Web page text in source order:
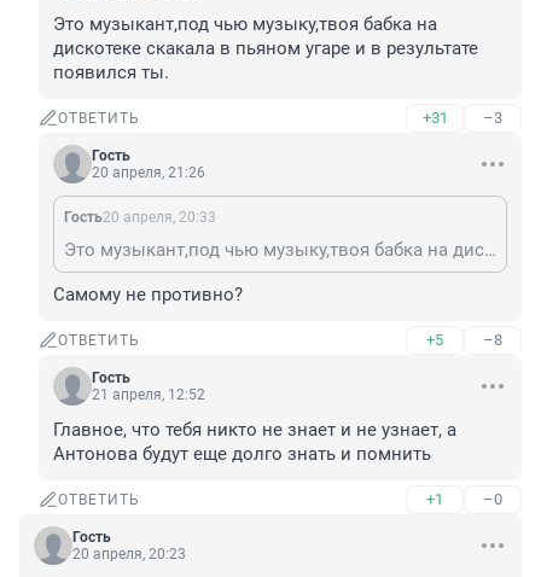
Это музыкант,под чью музыку,твоя бабка на
дискотеке скакала в пьяном угаре и в результате
появился ты.
ОТВЕТИТЬ +31 –3
Гость
20 апреля, 21:26
Гость20 апреля, 20:33
Это музыкант,под чью музыку,твоя бабка на дискотеке скакала в пьяном угаре и в результате появился ты.
Самому не противно?
ОТВЕТИТЬ +5 –8
Гость
21 апреля, 12:52
Главное, что тебя никто не знает и не узнает, а
Антонова будут еще долго знать и помнить
ОТВЕТИТЬ +1 –0
Гость
20 апреля, 20:23